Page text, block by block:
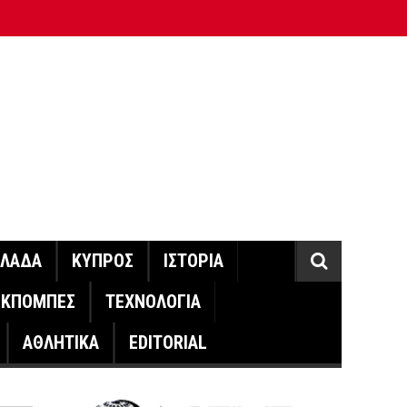
ΚΥΠΡΟΣ
ΙΣΤΟΡΙΑ
ΤΕΧΝΟΛΟΓΙΑ
ΑΘΛΗΤΙΚΑ EDITORIAL